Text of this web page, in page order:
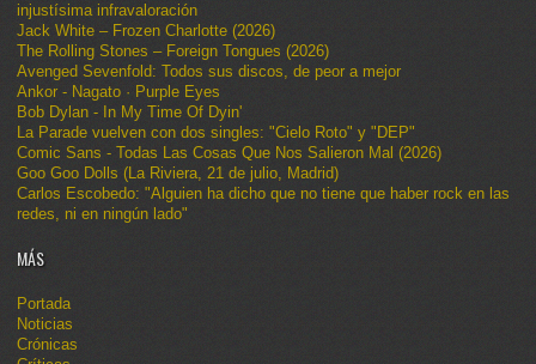
injustísima infravaloración
Jack White – Frozen Charlotte (2026)
The Rolling Stones – Foreign Tongues (2026)
Avenged Sevenfold: Todos sus discos, de peor a mejor
Ankor - Nagato · Purple Eyes
Bob Dylan - In My Time Of Dyin'
La Parade vuelven con dos singles: "Cielo Roto" y "DEP"
Comic Sans - Todas Las Cosas Que Nos Salieron Mal (2026)
Goo Goo Dolls (La Riviera, 21 de julio, Madrid)
Carlos Escobedo: "Alguien ha dicho que no tiene que haber rock en las
redes, ni en ningún lado"
MÁS
Portada
Noticias
Crónicas